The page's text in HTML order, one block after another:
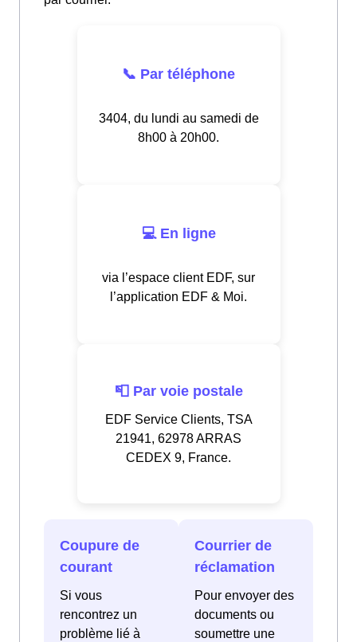
📞 Par téléphone
3404, du lundi au samedi de
8h00 à 20h00.
💻 En ligne
via l’espace client EDF, sur
l’application EDF & Moi.
📮 Par voie postale
EDF Service Clients, TSA
21941, 62978 ARRAS
CEDEX 9, France.
Coupure de
courant
Si vous
rencontrez un
problème lié à
Courrier de
réclamation
Pour envoyer des
documents ou
soumettre une